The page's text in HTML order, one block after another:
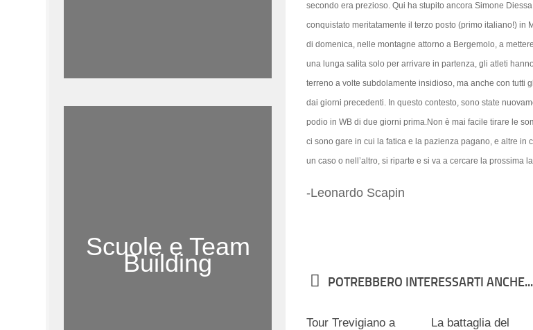
secondo era prezioso. Qui ha stupito ancora Simone
conquistato meritatamente il terzo posto (primo italiano!) in
di domenica, nelle montagne attorno a Bergemolo, a
una lunga salita solo per arrivare in partenza, gli atleti
terreno a volte subdolamente insidioso, ma anche con tutti
dai giorni precedenti. In questo contesto, sono state
podio in WB di due giorni prima.Non è mai facile tirare le
ci sono gare in cui la fatica e la pazienza pagano, e altre in
un caso o nell’altro, si riparte e si va a cercare la prossima
-Leonardo Scapin
POTREBBERO INTERESSARTI ANCHE...
Tour Trevigiano a
La battaglia del
Scuole e Team
Building